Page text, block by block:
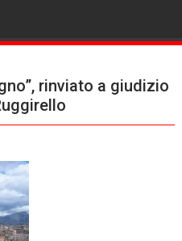
rinviato a giudizio